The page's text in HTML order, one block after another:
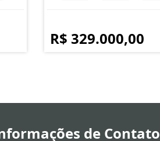
R$ 329.000,00
de Contato